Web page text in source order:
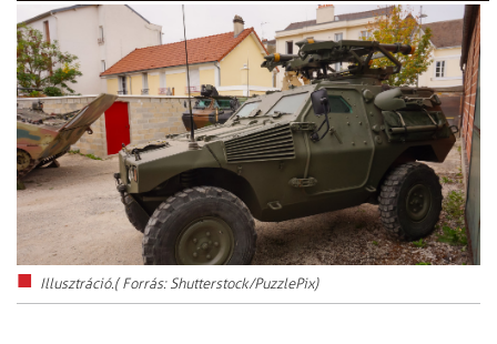
Illusztráció.( Forrás: Shutterstock/PuzzlePix)